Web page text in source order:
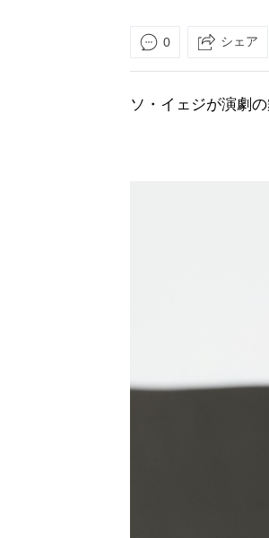
0 シェア
ソ・イェジが演劇の